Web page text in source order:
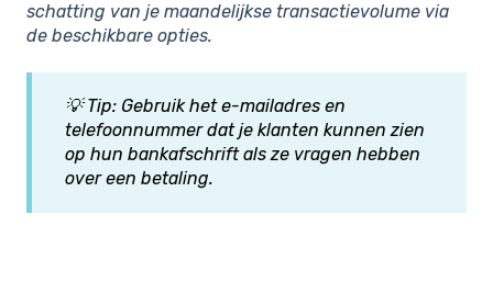
schatting van je maandelijkse transactievolume via
de beschikbare opties.
💡 Tip: Gebruik het e-mailadres en
telefoonnummer dat je klanten kunnen zien
op hun bankafschrift als ze vragen hebben
over een betaling.